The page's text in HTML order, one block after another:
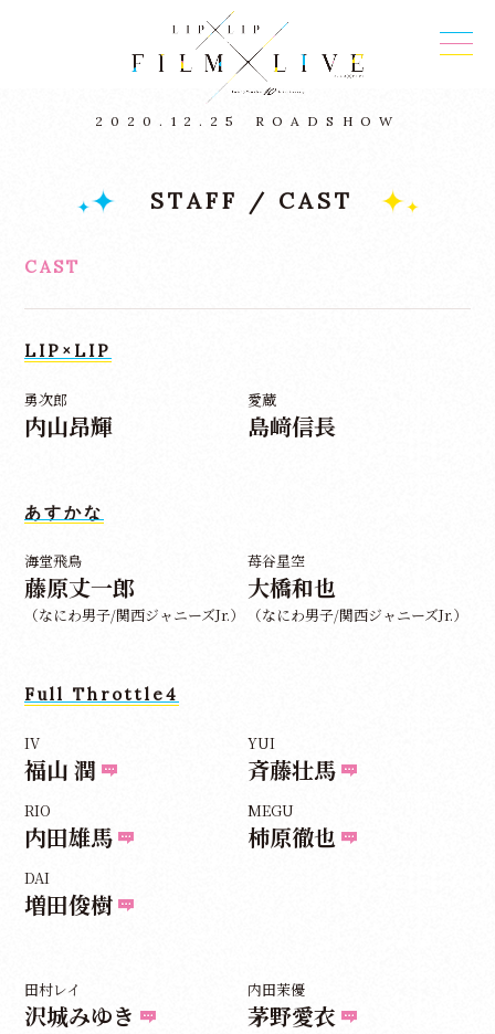
2020.12.25 ROADSHOW
STAFF / CAST
CAST
LIP×LIP
勇次郎
内山昂輝
愛蔵
島﨑信長
あすかな
海堂飛鳥
藤原丈一郎
（なにわ男子/関西ジャニーズJr.）
苺谷星空
大橋和也
（なにわ男子/関西ジャニーズJr.）
Full Throttle4
IV
福山 潤
YUI
斉藤壮馬
RIO
内田雄馬
MEGU
柿原徹也
DAI
増田俊樹
田村レイ
沢城みゆき
内田茉優
茅野愛衣